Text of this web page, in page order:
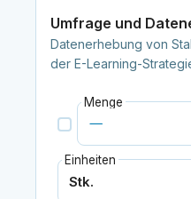
Umfrage und
Datenerhebung von
der E-Learning-
Menge
Einheiten